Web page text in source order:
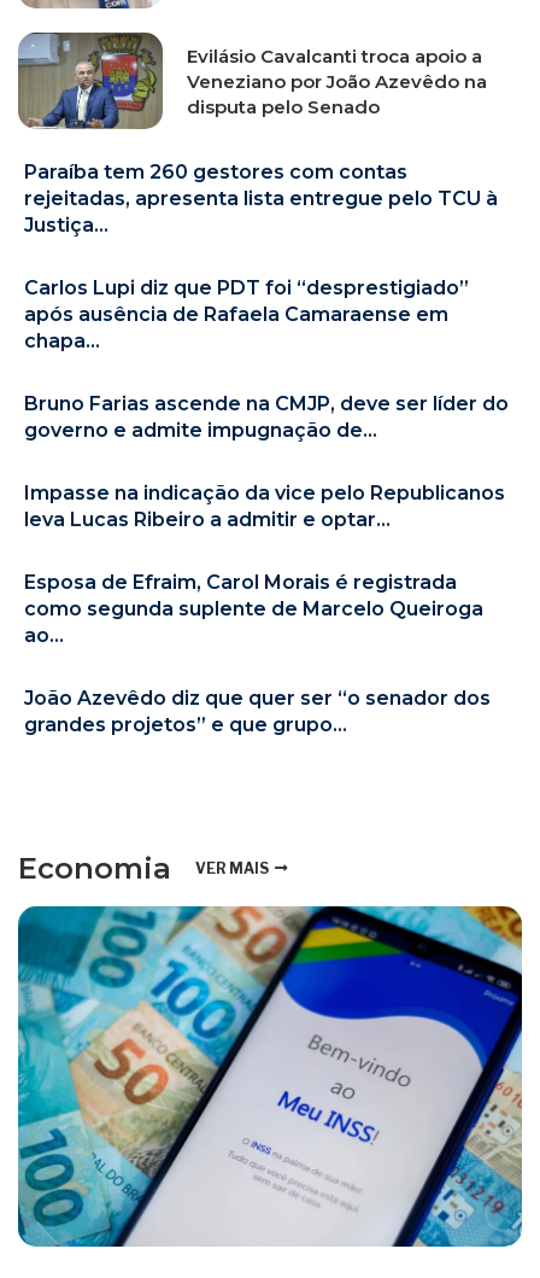
Evilásio Cavalcanti troca apoio a
Veneziano por João Azevêdo na
disputa pelo Senado
Paraíba tem 260 gestores com contas
rejeitadas, apresenta lista entregue pelo TCU à
Justiça...
Carlos Lupi diz que PDT foi “desprestigiado”
após ausência de Rafaela Camaraense em
chapa...
Bruno Farias ascende na CMJP, deve ser líder do
governo e admite impugnação de...
Impasse na indicação da vice pelo Republicanos
leva Lucas Ribeiro a admitir e optar...
Esposa de Efraim, Carol Morais é registrada
como segunda suplente de Marcelo Queiroga
ao...
João Azevêdo diz que quer ser “o senador dos
grandes projetos” e que grupo...
Economia VER MAIS